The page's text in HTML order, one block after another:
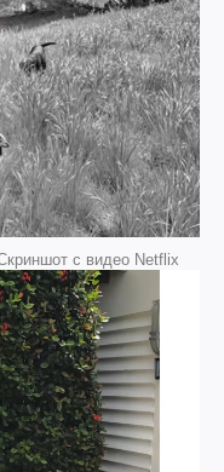
с видео Netflix